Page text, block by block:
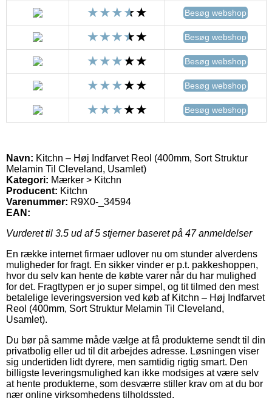
Besøg webshop
Besøg webshop
Besøg webshop
Besøg webshop
Besøg webshop
Navn: Kitchn – Høj Indfarvet Reol (400mm, Sort Struktur
Melamin Til Cleveland, Usamlet)
Kategori: Mærker > Kitchn
Producent: Kitchn
Varenummer: R9X0-_34594
EAN:
Vurderet til 3.5 ud af 5 stjerner baseret på 47anmeldelser
En række internet firmaer udlover nu om stunder alverdens
muligheder for fragt. En sikker vinder er p.t. pakkeshoppen,
hvor du selv kan hente de købte varer når du har mulighed
for det. Fragttypen er jo super simpel, og tit tilmed den mest
betalelige leveringsversion ved køb af Kitchn – Høj Indfarvet
Reol (400mm, Sort Struktur Melamin Til Cleveland,
Usamlet).
Du bør på samme måde vælge at få produkterne sendt til din
privatbolig eller ud til dit arbejdes adresse. Løsningen viser
sig undertiden lidt dyrere, men samtidig rigtig smart. Den
billigste leveringsmulighed kan ikke modsiges at være selv
at hente produkterne, som desværre stiller krav om at du bor
nær online virksomhedens tilholdssted.